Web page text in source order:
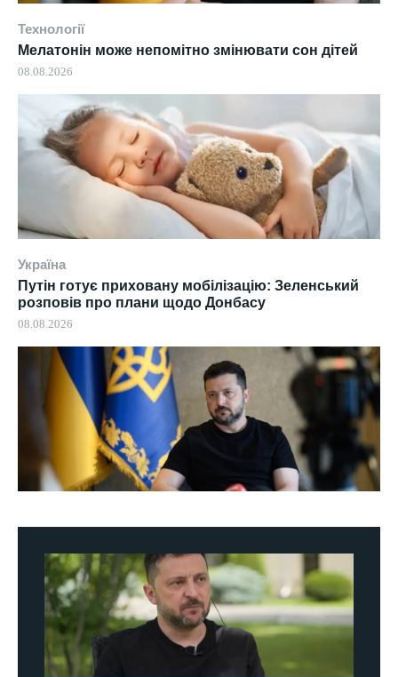
Технології
Мелатонін може непомітно змінювати сон дітей
08.08.2026
Україна
Путін готує приховану мобілізацію: Зеленський
розповів про плани щодо Донбасу
08.08.2026